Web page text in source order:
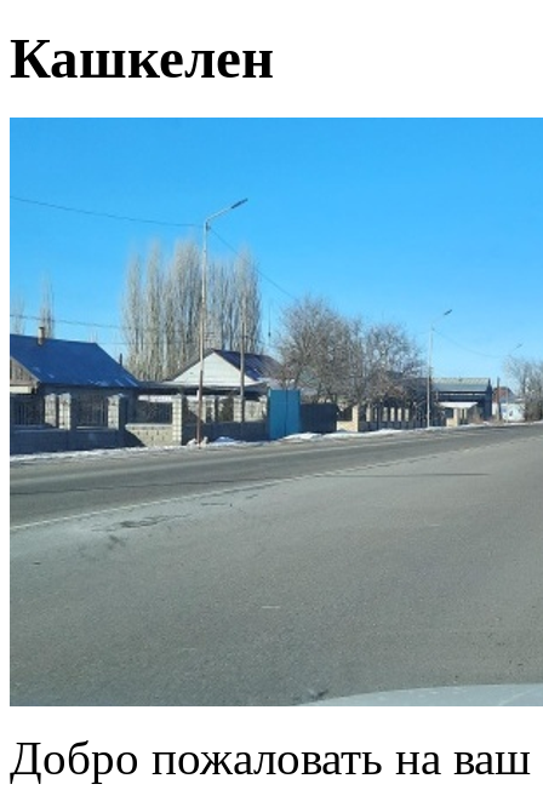
Кашкелен
Добро пожаловать на